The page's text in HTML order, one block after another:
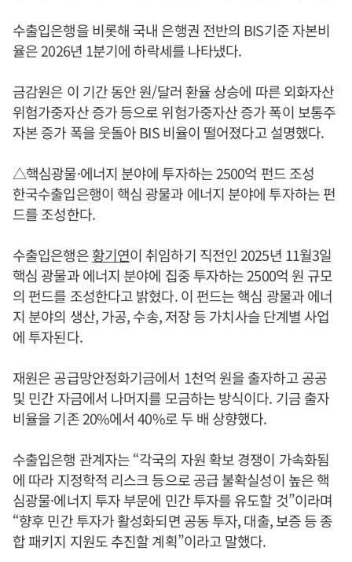
수출입은행을 비롯해 국내 은행권 전반의 BIS기준 자본비
율은 2026년 1분기에 하락세를 나타냈다.
금감원은 이 기간 동안 원/달러 환율 상승에 따른 외화자산
위험가중자산 증가 등으로 위험가중자산 증가 폭이 보통주
자본 증가 폭을 웃돌아 BIS 비율이 떨어졌다고 설명했다.
△핵심광물·에너지 분야에 투자하는 2500억 펀드 조성
한국수출입은행이 핵심 광물과 에너지 분야에 투자하는 펀
드를 조성한다.
수출입은행은황기연이 취임하기 직전인 2025년 11월3일
핵심 광물과 에너지 분야에 집중 투자하는 2500억 원 규모
의 펀드를 조성한다고 밝혔다. 이 펀드는 핵심 광물과 에너
지 분야의 생산, 가공, 수송, 저장 등 가치사슬 단계별 사업
에 투자된다.
재원은 공급망안정화기금에서 1천억 원을 출자하고 공공
및 민간 자금에서 나머지를 모금하는 방식이다. 기금 출자
비율을 기존 20%에서 40%로 두 배 상향했다.
수출입은행 관계자는 “각국의 자원 확보 경쟁이 가속화됨
에 따라 지정학적 리스크 등으로 공급 불확실성이 높은 핵
심광물·에너지 투자 부문에 민간 투자를 유도할 것”이라며
“향후 민간 투자가 활성화되면 공동 투자, 대출, 보증 등 종
합 패키지 지원도 추진할 계획”이라고 말했다.